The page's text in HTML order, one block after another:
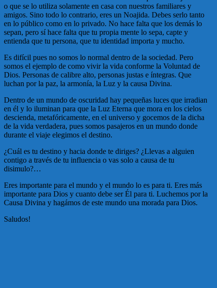
o que se lo utiliza solamente en casa con nuestros familiares y
amigos. Sino todo lo contrario, eres un Noajida. Debes serlo tanto
en lo público como en lo privado. No hace falta que los demás lo
sepan, pero sí hace falta que tu propia mente lo sepa, capte y
entienda que tu persona, que tu identidad importa y mucho.
Es difícil pues no somos lo normal dentro de la sociedad. Pero
somos el ejemplo de como vivir la vida conforme la Voluntad de
Dios. Personas de calibre alto, personas justas e íntegras. Que
luchan por la paz, la armonía, la Luz y la causa Divina.
Dentro de un mundo de oscuridad hay pequeñas luces que irradian
en él y lo iluminan para que la Luz Eterna que mora en los cielos
descienda, metafóricamente, en el universo y gocemos de la dicha
de la vida verdadera, pues somos pasajeros en un mundo donde
durante el viaje elegimos el destino.
¿Cuál es tu destino y hacia donde te diriges? ¿Llevas a alguien
contigo a través de tu influencia o vas solo a causa de tu
disimulo?…
Eres importante para el mundo y el mundo lo es para ti. Eres más
importante para Dios y cuanto debe ser Él para ti. Luchemos por la
Causa Divina y hagámos de este mundo una morada para Dios.
Saludos!